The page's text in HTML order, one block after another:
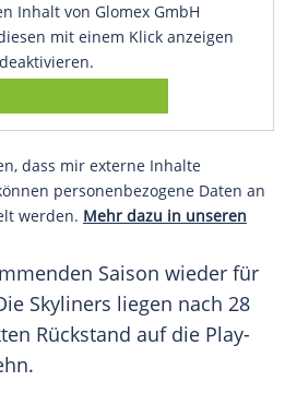
Inhalt von Glomex GmbH
mit einem Klick anzeigen
dass mir externe Inhalte
personenbezogene Daten an
werden. Mehr dazu in unseren
Saison wieder für
Skyliners liegen nach 28
Rückstand auf die Play-